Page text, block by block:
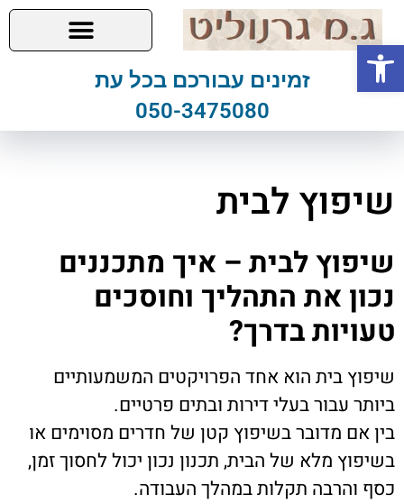
זמינים עבורכם בכל עת
050-3475080
שיפוץ לבית
שיפוץ לבית – איך מתכננים
נכון את התהליך וחוסכים
טעויות בדרך?
שיפוץ בית הוא אחד הפרויקטים המשמעותיים
ביותר עבור בעלי דירות ובתים פרטיים.
בין אם מדובר בשיפוץ קטן של חדרים מסוימים או
בשיפוץ מלא של הבית, תכנון נכון יכול לחסוך זמן,
כסף והרבה תקלות במהלך העבודה.
פתח סרגל נגישות